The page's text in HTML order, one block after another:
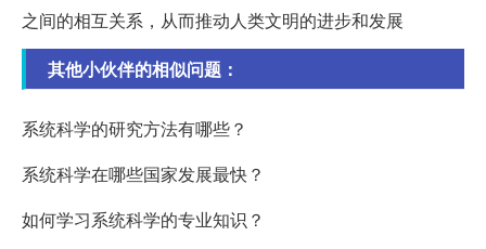
之间的相互关系，从而推动人类文明的进步和发展
其他小伙伴的相似问题：
系统科学的研究方法有哪些？
系统科学在哪些国家发展最快？
如何学习系统科学的专业知识？